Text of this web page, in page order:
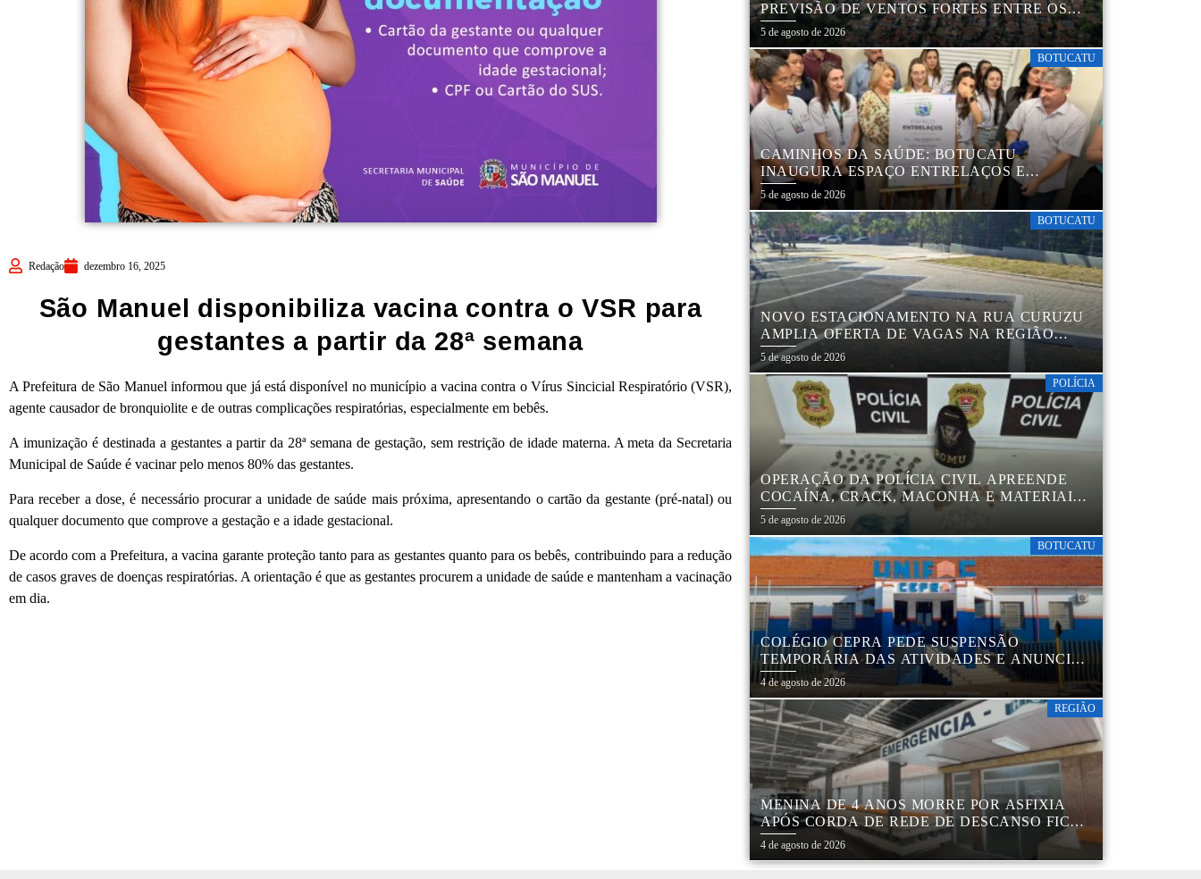
Redação dezembro 16, 2025
São Manuel disponibiliza vacina contra o VSR para
gestantes a partir da 28ª semana
A Prefeitura de São Manuel informou que já está disponível no município a vacina contra o Vírus Sincicial Respiratório (VSR),
agente causador de bronquiolite e de outras complicações respiratórias, especialmente em bebês.
A imunização é destinada a gestantes a partir da 28ª semana de gestação, sem restrição de idade materna. A meta da Secretaria
Municipal de Saúde é vacinar pelo menos 80% das gestantes.
Para receber a dose, é necessário procurar a unidade de saúde mais próxima, apresentando o cartão da gestante (pré-natal) ou
qualquer documento que comprove a gestação e a idade gestacional.
De acordo com a Prefeitura, a vacina garante proteção tanto para as gestantes quanto para os bebês, contribuindo para a redução
de casos graves de doenças respiratórias. A orientação é que as gestantes procurem a unidade de saúde e mantenham a vacinação
em dia.
PREVISÃO DE VENTOS FORTES ENTRE OS
DIAS 6 E 9 DE AGOSTO
5 de agosto de 2026
BOTUCATU
CAMINHOS DA SAÚDE: BOTUCATU
INAUGURA ESPAÇO ENTRELAÇOS E
FORTALECE O CUIDADO ESPECIALIZADO
COM CRIANÇAS E FAMÍLIAS
5 de agosto de 2026
BOTUCATU
NOVO ESTACIONAMENTO NA RUA CURUZU
AMPLIA OFERTA DE VAGAS NA REGIÃO
CENTRAL
5 de agosto de 2026
POLÍCIA
OPERAÇÃO DA POLÍCIA CIVIL APREENDE
COCAÍNA, CRACK, MACONHA E MATERIAIS
PARA EMBALAR DROGAS EM BOTUCATU
5 de agosto de 2026
BOTUCATU
COLÉGIO CEPRA PEDE SUSPENSÃO
TEMPORÁRIA DAS ATIVIDADES E ANUNCIA
REESTRUTURAÇÃO EM BOTUCATU
4 de agosto de 2026
REGIÃO
MENINA DE 4 ANOS MORRE POR ASFIXIA
APÓS CORDA DE REDE DE DESCANSO FICAR
PRESA AO PESCOÇO EM MARÍLIA
4 de agosto de 2026